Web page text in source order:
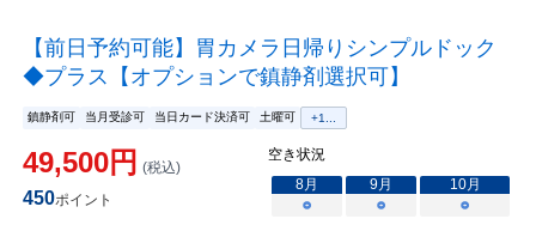
【前日予約可能】胃カメラ日帰りシンプルドック
◆プラス【オプションで鎮静剤選択可】
鎮静剤可 当月受診可 当日カード決済可 土曜可 +1...
49,500円 (税込)
450ポイント
空き状況
8月 9月 10月
○
○ ○